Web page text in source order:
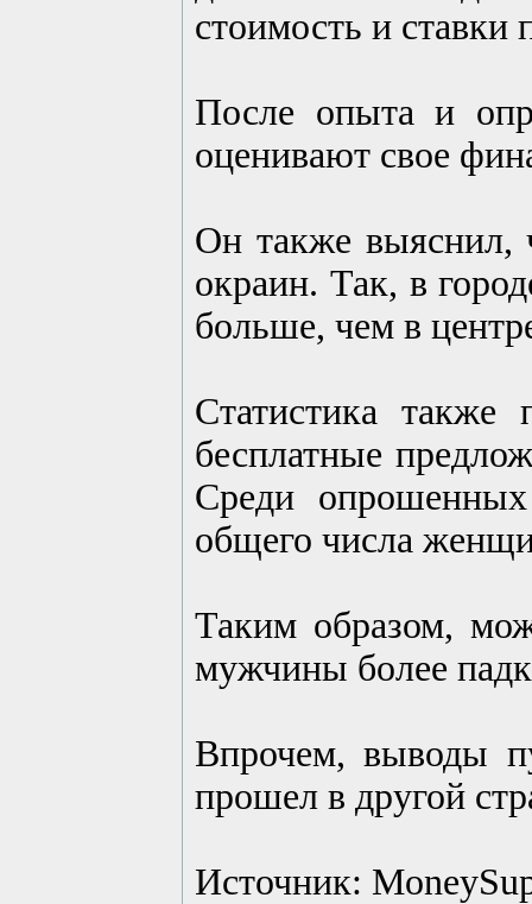
стоимость и
После опыта и
оценивают свое
Он также выяснил,
окраин. Так, в
больше, чем в
Статистика
бесплатные
Среди
общего числа
Таким образом,
мужчины более
Впрочем, выводы
прошел в другой
Источник: